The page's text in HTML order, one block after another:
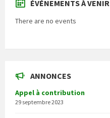
ÉVÉNEMENTS À VENIR
There are no events
ANNONCES
Appel à contribution
29 septembre 2023